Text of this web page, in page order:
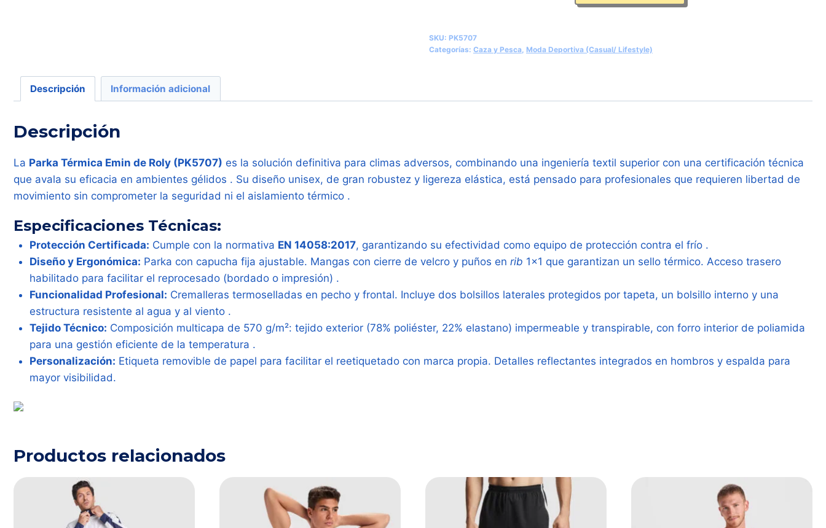
(Roly
cantidad
SKU: PK5707
Categorías: Caza y Pesca, Moda Deportiva (Casual/ Lifestyle)
Descripción Información adicional
Descripción
La Parka Térmica Emin de Roly (PK5707) es la solución definitiva para climas adversos, combinando una ingeniería textil superior con una certificación técnica
que avala su eficacia en ambientes gélidos . Su diseño unisex, de gran robustez y ligereza elástica, está pensado para profesionales que requieren libertad de
movimiento sin comprometer la seguridad ni el aislamiento térmico .
Especificaciones Técnicas:
Protección Certificada: Cumple con la normativa EN 14058:2017, garantizando su efectividad como equipo de protección contra el frío .
Diseño y Ergonómica: Parka con capucha fija ajustable. Mangas con cierre de velcro y puños en rib 1×1 que garantizan un sello térmico. Acceso trasero
habilitado para facilitar el reprocesado (bordado o impresión) .
Funcionalidad Profesional: Cremalleras termoselladas en pecho y frontal. Incluye dos bolsillos laterales protegidos por tapeta, un bolsillo interno y una
estructura resistente al agua y al viento .
Tejido Técnico: Composición multicapa de 570 g/m²: tejido exterior (78% poliéster, 22% elastano) impermeable y transpirable, con forro interior de poliamida
para una gestión eficiente de la temperatura .
Personalización: Etiqueta removible de papel para facilitar el reetiquetado con marca propia. Detalles reflectantes integrados en hombros y espalda para
mayor visibilidad.
Productos relacionados